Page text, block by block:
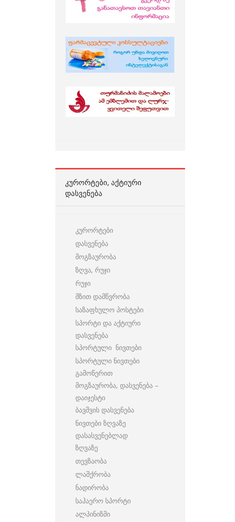
ᲙᲣᲠᲝᲠᲢᲔᲑᲘ, ᲐᲥᲢᲘᲣᲠᲘ
ᲓᲐᲡᲕᲔᲜᲔᲑᲐ
კურორტები
დასვენება
მოგზაურობა
ზღვა, რუჯი
რუჯი
მზით დამწვრობა
საზაფხულო პოსტები
სპორტი და აქტიური
დასვენება
სპორტული ნივთები
სპორტული ნივთები
გამოწერით
მოგზაურობა, დასვენება –
დაიჯესტი
ბავშვის დასვენება
ნივთები ზღვაზე
დასასვენებლად
ზღვაზე
თევზაობა
ლაშქრობა
ნადირობა
საჰაერო სპორტი
ალპინიზმი